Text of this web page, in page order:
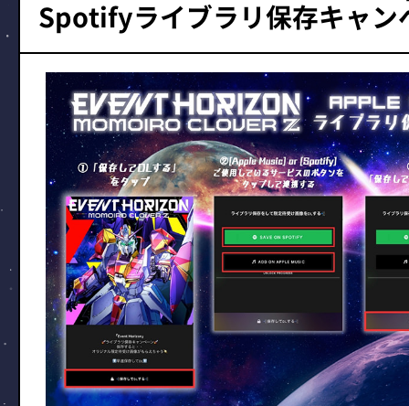
Spotifyライブラリ保存キャン